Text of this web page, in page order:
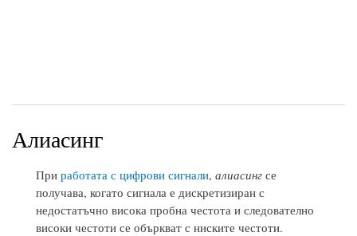
Алиасинг
При работата с цифрови сигнали, алиасинг се
получава, когато сигнала е дискретизиран с
недостатъчно висока пробна честота и следователно
високи честоти се объркват с ниските честоти.